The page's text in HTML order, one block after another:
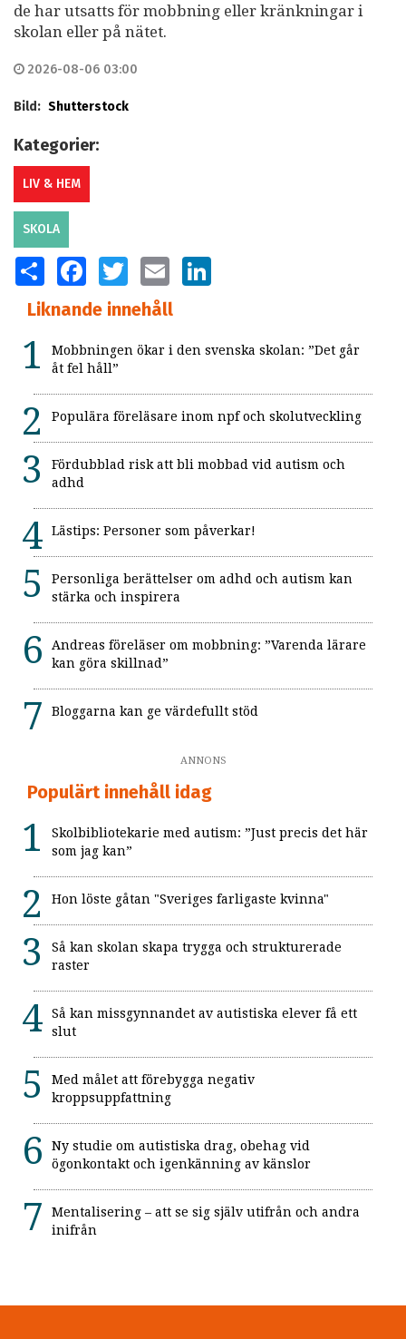
de har utsatts för mobbning eller kränkningar i
skolan eller på nätet.
2026-08-06 03:00
Bild: Shutterstock
Kategorier:
LIV & HEM
SKOLA
SHARE FACEBOOKTWITTER EMAIL
Liknande innehåll
Mobbningen ökar i den svenska skolan: ”Det går
åt fel håll”
Populära föreläsare inom npf och skolutveckling
Fördubblad risk att bli mobbad vid autism och
adhd
Lästips: Personer som påverkar!
Personliga berättelser om adhd och autism kan
stärka och inspirera
Andreas föreläser om mobbning: ”Varenda lärare
kan göra skillnad”
Bloggarna kan ge värdefullt stöd
ANNONS
Populärt innehåll idag
Skolbibliotekarie med autism: ”Just precis det här
som jag kan”
Hon löste gåtan "Sveriges farligaste kvinna"
Så kan skolan skapa trygga och strukturerade
raster
Så kan missgynnandet av autistiska elever få ett
slut
Med målet att förebygga negativ
kroppsuppfattning
Ny studie om autistiska drag, obehag vid
ögonkontakt och igenkänning av känslor
Mentalisering – att se sig själv utifrån och andra
inifrån